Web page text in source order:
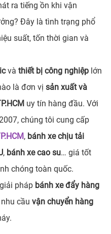
ra tiếng ồn khi vận
Đây là tình trạng phổ
suất, tốn thời gian và
và thiết bị công nghiệp lớn
là đơn vị sản xuất và
uy tín hàng đầu. Với
chúng tôi cung cấp
, bánh xe chịu tải
, bánh xe cao su… giá tốt
chóng toàn quốc.
pháp bánh xe đẩy hàng
cầu vận chuyển hàng